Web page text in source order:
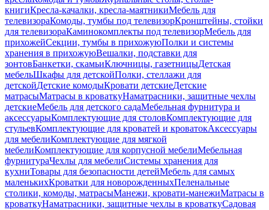
книгиКресла-качалки, кресла-маятникиМебель для
телевизораКомоды, тумбы под телевизорКронштейны, стойки
для телевизораКаминокомплекты под телевизорМебель для
прихожейСекции, тумбы в прихожуюПолки и системы
хранения в прихожуюВешалки, подставки для
зонтовБанкетки, скамьиКлючницы, газетницыДетская
мебельШкафы для детскойПолки, стеллажи для
детскойДетские комодыКровати детскиеДетские
матрасыМатрасы в кроваткуНаматрасники, защитные чехлы
детскиеМебель для детского садаМебельная фурнитура и
аксессуарыКомплектующие для столовКомплектующие для
стульевКомплектующие для кроватей и кроватокАксессуары
для мебелиКомплектующие для мягкой
мебелиКомплектующие для корпусной мебелиМебельная
фурнитураЧехлы для мебелиСистемы хранения для
кухниТовары для безопасности детейМебель для самых
маленькихКроватки для новорожденныхПеленальные
столики, комоды, матрасыМанежи, кровати-манежиМатрасы в
кроваткуНаматрасники, защитные чехлы в кроваткуСадовая